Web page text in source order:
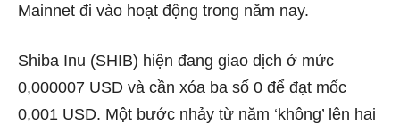
Mainnet đi vào hoạt động trong năm nay.
Shiba Inu (SHIB) hiện đang giao dịch ở mức
0,000007 USD và cần xóa ba số 0 để đạt mốc
0,001 USD. Một bước nhảy từ năm ‘không’ lên hai